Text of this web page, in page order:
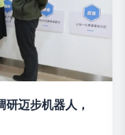
迈步机器人，